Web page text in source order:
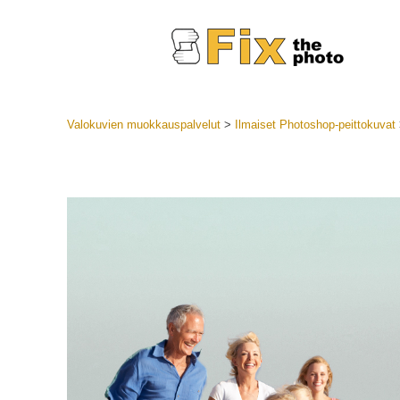
Valokuvien muokkauspalvelut> Ilmaiset Photoshop-peittokuvat